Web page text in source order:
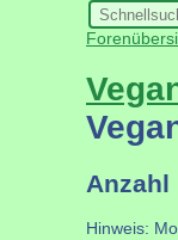
Anzahl
Hinweis: